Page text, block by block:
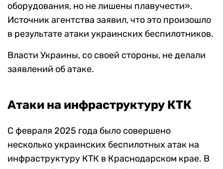
оборудования, но не лишены плавучести».
Источник агентства заявил, что это произошло
в результате атаки украинских беспилотников.
Власти Украины, со своей стороны, не делали
заявлений об атаке.
Атаки на инфраструктуру КТК
С февраля 2025 года было совершено
несколько украинских беспилотных атак на
инфраструктуру КТК в Краснодарском крае. В